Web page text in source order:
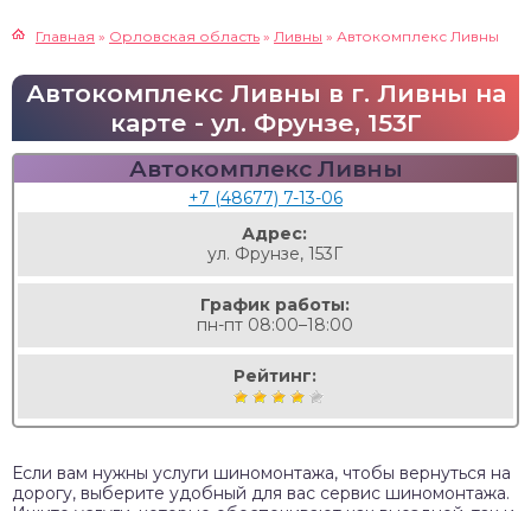
Главная » Орловская область » Ливны » Автокомплекс Ливны
Автокомплекс Ливны в г. Ливны на
карте - ул. Фрунзе, 153Г
Автокомплекс Ливны
+7 (48677) 7-13-06
Адрес:
ул. Фрунзе, 153Г
График работы:
пн-пт 08:00–18:00
Рейтинг:
Если вам нужны услуги шиномонтажа, чтобы вернуться на
дорогу, выберите удобный для вас сервис шиномонтажа.